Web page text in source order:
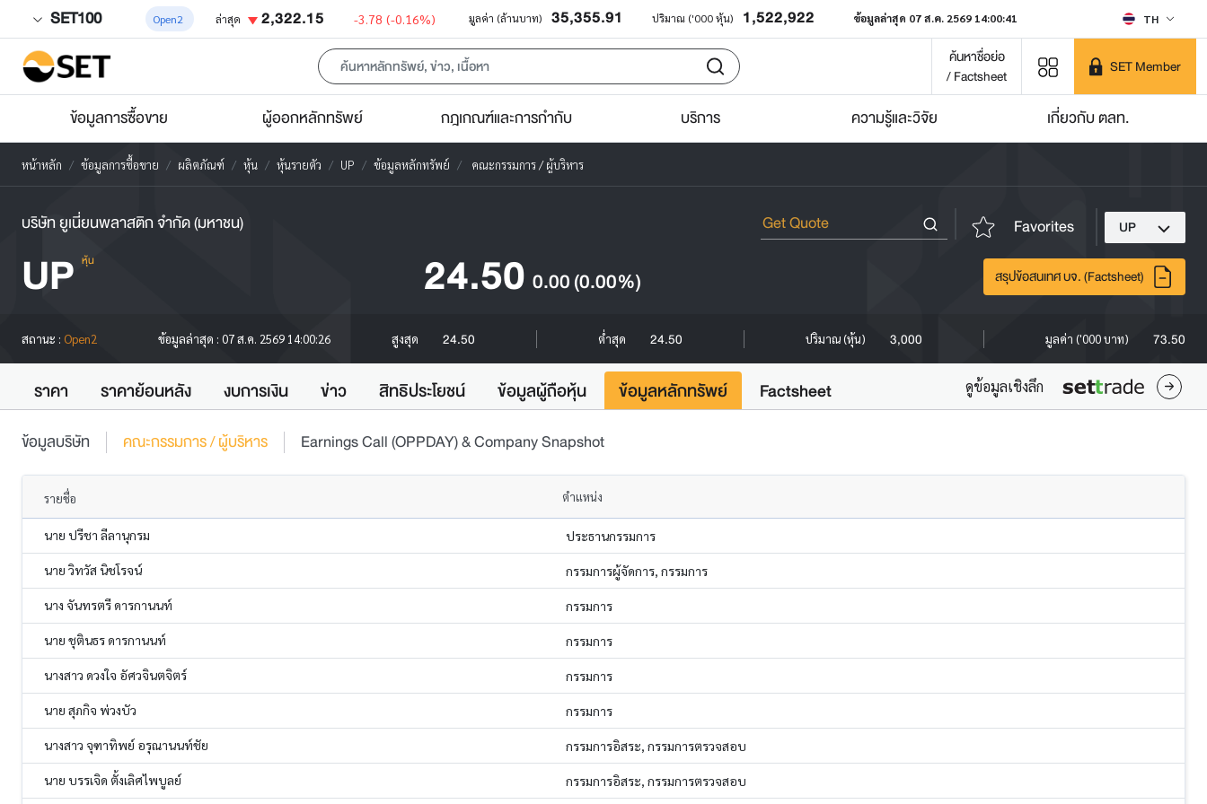
SET100 Open2 ล่าสุด 2,322.15 -3.78 (-0.16%) มูลค่า (ล้านบาท) 35,355.91 ปริมาณ ('000 หุ้น) 1,522,922 ข้อมูลล่าสุด 07 ส.ค. 2569 14:00:41 TH
ค้นหาชื่อย่อ
/ Factsheet
SET Member
ข้อมูลการซื้อขาย ผู้ออกหลักทรัพย์ กฎเกณฑ์และการกำกับ บริการ ความรู้และวิจัย เกี่ยวกับ ตลท.
หน้าหลัก ข้อมูลการซื้อขาย ผลิตภัณฑ์ หุ้น หุ้นรายตัว UP ข้อมูลหลักทรัพย์ คณะกรรมการ / ผู้บริหาร
บริษัท ยูเนี่ยนพลาสติก จำกัด (มหาชน) Favorites UP
UP หุ้น 24.50 0.00(0.00%) สรุปข้อสนเทศ บจ. (Factsheet)
สถานะ : Open2 ข้อมูลล่าสุด : 07 ส.ค. 2569 14:00:26 สูงสุด 24.50 ต่ำสุด 24.50 ปริมาณ (หุ้น) 3,000 มูลค่า ('000 บาท) 73.50
ราคา ราคาย้อนหลัง งบการเงิน ข่าว สิทธิประโยชน์ ข้อมูลผู้ถือหุ้น ข้อมูลหลักทรัพย์ Factsheet ดูข้อมูลเชิงลึก
ข้อมูลบริษัท คณะกรรมการ / ผู้บริหาร Earnings Call (OPPDAY) & Company Snapshot
รายชื่อ ตำแหน่ง
นาย ปรีชา ลีลานุกรม ประธานกรรมการ
นาย วิทวัส นิชโรจน์ กรรมการผู้จัดการ, กรรมการ
นาง จันทรตรี ดารกานนท์ กรรมการ
นาย ชุตินธร ดารกานนท์ กรรมการ
นางสาว ดวงใจ อัศวจินตจิตร์ กรรมการ
นาย สุภกิจ พ่วงบัว กรรมการ
นางสาว จุฑาทิพย์ อรุณานนท์ชัย กรรมการอิสระ, กรรมการตรวจสอบ
นาย บรรเจิด ตั้งเลิศไพบูลย์ กรรมการอิสระ, กรรมการตรวจสอบ